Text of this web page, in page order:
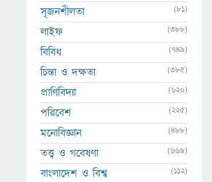
সৃজনশীলতা (81)
লাইফ (388)
বিবিধ (749)
চিন্তা ও দক্ষতা (385)
প্রাণিবিদ্যা (620)
পরিবেশ (225)
মনোবিজ্ঞান (488)
তত্ত্ব ও গবেষণা (669)
বাংলাদেশ ও বিশ্ব (112)